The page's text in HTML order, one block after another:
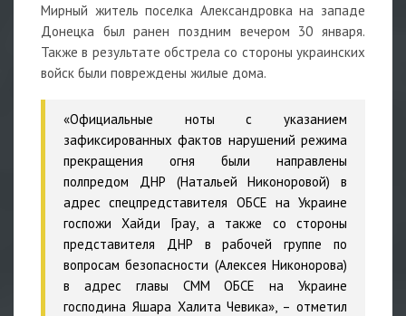
Мирный житель поселка Александровка на западе
Донецка был ранен поздним вечером 30 января.
Также в результате обстрела со стороны украинских
войск были повреждены жилые дома.
«Официальные ноты с указанием
зафиксированных фактов нарушений режима
прекращения огня были направлены
полпредом ДНР (Натальей Никоноровой) в
адрес спецпредставителя ОБСЕ на Украине
госпожи Хайди Грау, а также со стороны
представителя ДНР в рабочей группе по
вопросам безопасности (Алексея Никонорова)
в адрес главы СММ ОБСЕ на Украине
господина Яшара Халита Чевика», – отметил